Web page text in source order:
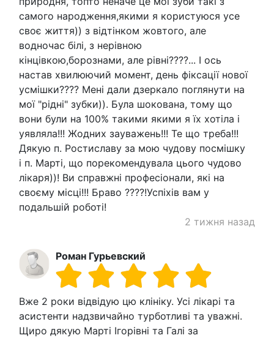
самого народження,якими я користуюся усе
своє життя)) з відтінком жовтого, але
водночас білі, з нерівною
кінцівкою,борознами, але рівні????... І ось
настав хвилюючий момент, день фіксації нової
усмішки???? Мені дали дзеркало поглянути на
мої "рідні" зубки)). Була шокована, тому що
вони були на 100% такими якими я їх хотіла і
уявляла!!! Жодних зауважень!!! Те що треба!!!
Дякую п. Ростиславу за мою чудову посмішку
і п. Марті, що порекомендувала цього чудово
лікаря))! Ви справжні професіонали, які на
своєму місці!!! Браво ????!Успіхів вам у
подальшій роботі!
2 тижня назад
Роман Гурьевский
Вже 2 роки відвідую цю клініку. Усі лікарі та
асистенти надзвичайно турботливі та уважні.
Щиро дякую Марті Ігорівні та Галі за